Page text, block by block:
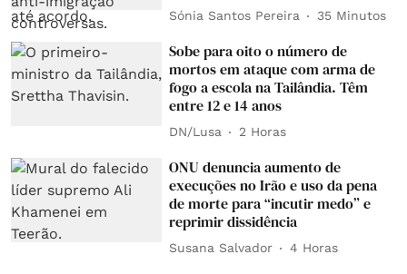
Sónia Santos Pereira 35 Minutos
Sobe para oito o número de
mortos em ataque com arma de
fogo a escola na Tailândia. Têm
entre 12 e 14 anos
DN/Lusa 2 Horas
ONU denuncia aumento de
execuções no Irão e uso da pena
de morte para “incutir medo” e
reprimir dissidência
Susana Salvador 4 Horas